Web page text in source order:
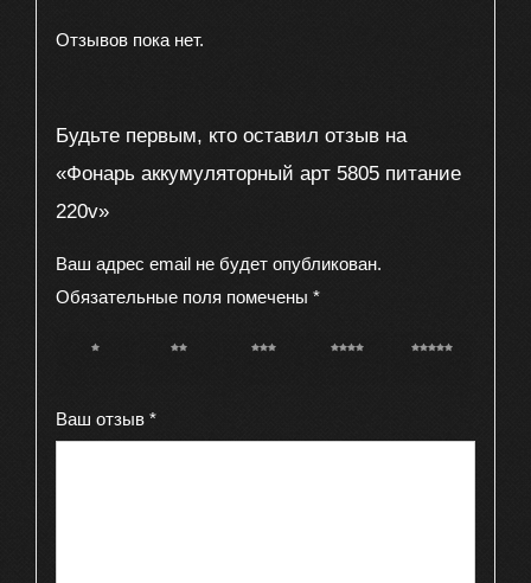
Отзывов пока нет.
Будьте первым, кто оставил отзыв на
«Фонарь аккумуляторный арт 5805 питание
220v»
Ваш адрес email не будет опубликован.
Обязательные поля помечены *
1 из 5
2 из 5
3 из 5
4 из 5
5 из 5
Ваш отзыв *